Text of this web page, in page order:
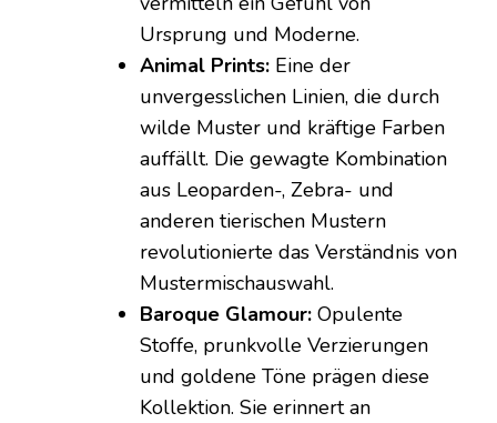
Ursprung und Moderne.
Animal Prints: Eine der
unvergesslichen Linien, die durch
wilde Muster und kräftige Farben
auffällt. Die gewagte Kombination
aus Leoparden-, Zebra- und
anderen tierischen Mustern
revolutionierte das Verständnis von
Mustermischauswahl.
Baroque Glamour: Opulente
Stoffe, prunkvolle Verzierungen
und goldene Töne prägen diese
Kollektion. Sie erinnert an